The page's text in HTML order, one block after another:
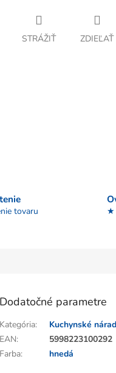
STRÁŽIŤ ZDIEĽAŤ
tovaru ★
Dodatočné parametre
Kategória:
Kuchynské
EAN:
5998223100292
Farba: hnedá